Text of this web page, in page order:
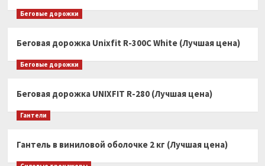
Беговые дорожки
Беговая дорожка Unixfit R-300C White (Лучшая цена)
Беговые дорожки
Беговая дорожка UNIXFIT R-280 (Лучшая цена)
Гантели
Гантель в виниловой оболочке 2 кг (Лучшая цена)